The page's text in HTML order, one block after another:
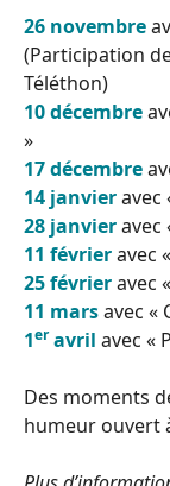
26 novembre
(Participation
Téléthon)
10 décembre
»
17 décembre
14 janvieravec
28 janvieravec
11 févrieravec
25 févrieravec
11 marsavec «
1eravril avec «
Des moments
humeur ouvert